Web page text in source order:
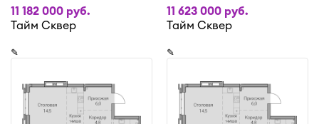
11 182 000 руб.
Тайм Сквер
11 623 000 руб.
Тайм Сквер
✎ ✎